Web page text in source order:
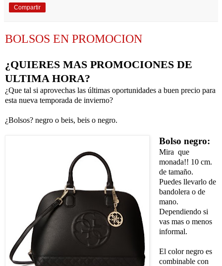
Compartir
BOLSOS EN PROMOCION
¿QUIERES MAS PROMOCIONES DE
ULTIMA HORA?
¿Que tal si aprovechas las últimas oportunidades a buen precio para
esta nueva temporada de invierno?
¿Bolsos? negro o beis, beis o negro.
Bolso negro:
Mira que
monada!! 10 cm.
de tamaño.
Puedes llevarlo de
bandolera o de
mano.
Dependiendo si
vas mas o menos
informal.
El color negro es
combinable con